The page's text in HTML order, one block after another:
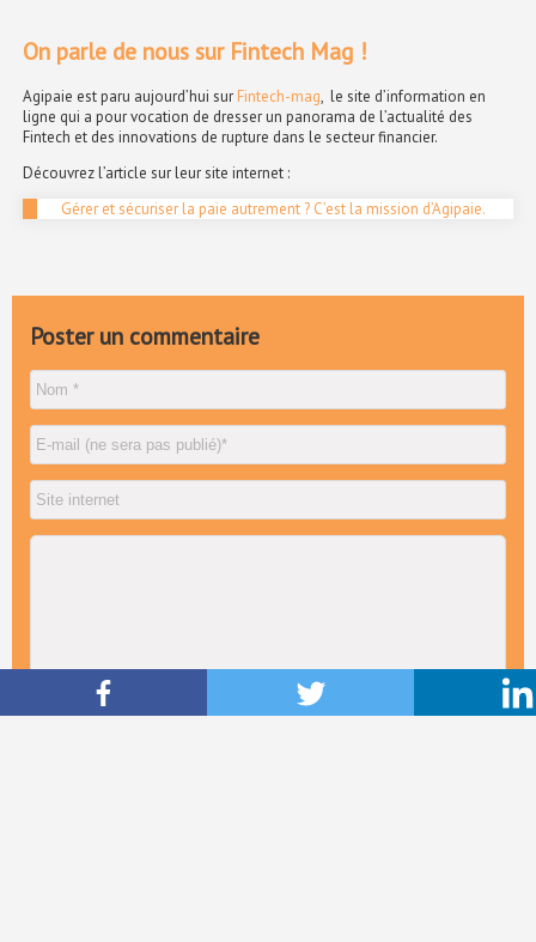
On parle de nous sur Fintech Mag !
Agipaie est paru aujourd’hui sur Fintech-mag, le site d’information en
ligne qui a pour vocation de dresser un panorama de l’actualité des
Fintech et des innovations de rupture dans le secteur financier.
Découvrez l’article sur leur site internet :
Gérer et sécuriser la paie autrement ? C’est la mission d’Agipaie.
Poster un commentaire